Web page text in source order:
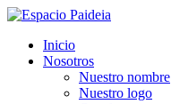
Saltar
contenido
(presioná
Inicio
Nosotros
Nuestro nombre
Nuestro logo